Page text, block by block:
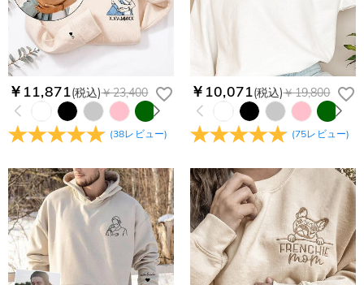
の国・地域によって送料が異なります。また、海外配送の際は
受取人様に関税が発生する場合がございます。
お客様が商品受け取り後、60日以内の未使用品の返品は可能で
す。受注生産品のため、返品は50%の返品手数料(材料費)が発
生致します。詳細はキャンセル/返品について
までご確認くだ
さい。.
注文＆支払いについて
注文後に注文の内容を変更できますか？
もし注文確認メールをご確認後、注文内容に間違いでもありま
したら、至急カスタマーサポート【Eメール：
service@drawelry.jp】までご連絡ください。ご連絡頂く時に注
文番号もお送りください。
Drawelryからのメールが届きません。
Drawelryからのメールが届いていない場合、次の可能性が考え
られます。原因①迷惑メールフォルダに移動されている。解決
迷惑メールでないよう操作して、service@drawelry.jp からの
メールが正しく届くように、迷惑メールフィルターの設定を変
更してください。原因②通信状態などによりメールの到着が遅
れている。解決策：数時間たっても届かない場合は、今後お送
りするメールも遅れる可能性がありますので、別のメールアド
レスからお名前とご住所を記載したメールを
service@drawelry.jp へ送信してください。原因③メールアド
支払方法は何がありますか？
Paypal、ApplePay、GooglePayからお選びいただけます。
コンビニ前払いのお支払い期限はいつまででしょう
か
コンビニ前払いのお支払い期限はご注文から 6 日間となりま
す。
支払い情報は保護されますか？
お支払い情報は高度なセキュリティで保護されております。お
客様のお支払い情報は当社のサーバーに一切保存されません。
個人情報は保護されますか？
￥11,871(税込)￥23,400
(38レビュー)
￥10,071(税込)￥19,800
(75レビュー)